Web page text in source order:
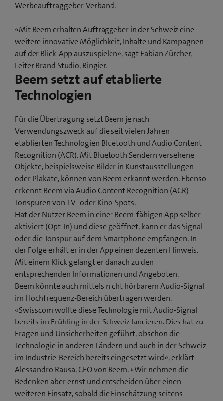
Werbeauftraggeber-Verband.
«Mit Beem erhalten Auftraggeber in der Schweiz eine
weitere innovative Möglichkeit, Inhalte und Kampagnen
auf der Blick-App auszuspielen», sagt Fabian Zürcher,
Leiter Brand Studio, Ringier.
Beem setzt auf etablierte
Technologien
Für die Übertragung setzt Beem je nach
Verwendungszweck auf die seit vielen Jahren
etablierten Technologien Bluetooth und Audio Content
Recognition (ACR). Mit Bluetooth Sendern versehene
Objekte, beispielsweise Bilder in Kunstausstellungen
oder Plakate, können von Beem erkannt werden. Ebenso
erkennt Beem via Audio Content Recognition (ACR)
Tonspuren von TV- oder Kino-Spots.
Hat der Nutzer Beem in einer Beem-fähigen App selber
aktiviert (Opt-In) und diese geöffnet, kann er das Signal
oder die Tonspur auf dem Smartphone empfangen. In
der Folge erhält er in der App einen dezenten Hinweis.
Mit einem Klick gelangt er danach zu den
entsprechenden Informationen und Angeboten.
Beem könnte auch mittels nicht hörbarem Audio-Signal
im Hochfrequenz-Bereich übertragen werden.
«Swisscom wollte diese Technologie mit Audio-Signal
bereits im Frühling in der Schweiz lancieren. Dies hat zu
Fragen und Unsicherheiten geführt, obschon die
Technologie in anderen Ländern und auch in der Schweiz
im Industrie-Bereich bereits eingesetzt wird», erklärt
Alessandro Rausa, CEO von Beem. «Wir nehmen die
Bedenken aber ernst und entscheiden über einen
weiteren Einsatz, sobald die Einschätzung seitens